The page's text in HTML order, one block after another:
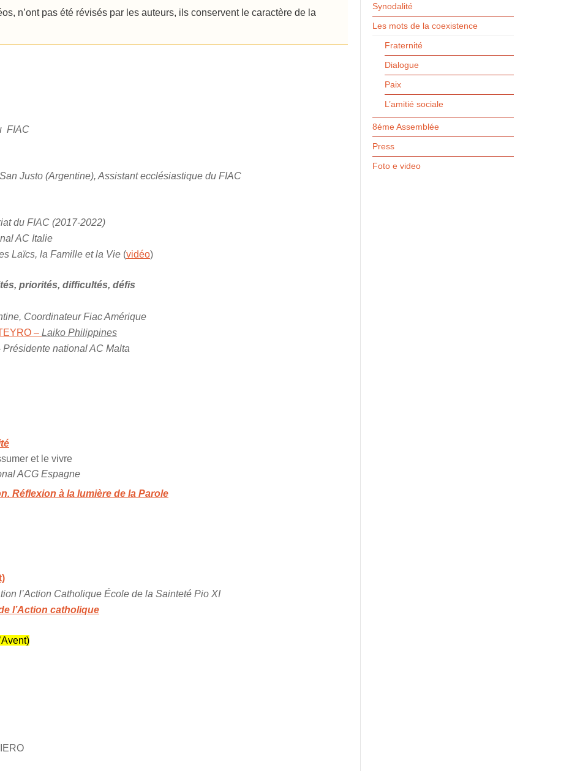
n’ont pas été révisés par les auteurs, ils conservent le caractère de la
FIAC
Justo (Argentine), Assistant ecclésiastique du FIAC
du FIAC (2017-2022)
AC Italie
Laïcs, la Famille et la Vie (vidéo)
priorités, difficultés, défis
Coordinateur Fiac Amérique
– Laiko Philippines
Présidente national AC Malta
et le vivre
ACG Espagne
Réflexion à la lumière de la Parole
l’Action Catholique École de la Sainteté Pio XI
l’Action catholique
Synodalité
Les mots de la coexistence
Fraternité
Dialogue
Paix
L’amitié sociale
8éme Assemblée
Press
Foto e video